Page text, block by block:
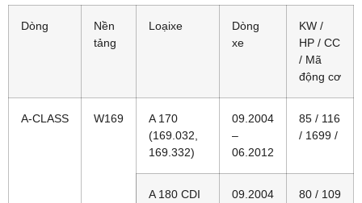
Dòng
Nền
tảng
Loạixe
Dòng
xe
KW /
HP / CC
/ Mã
động cơ
A-CLASS W169
A 170
(169.032,
169.332)
09.2004
–
06.2012
85 / 116
/ 1699 /
A 180 CDI
09.2004
80 / 109